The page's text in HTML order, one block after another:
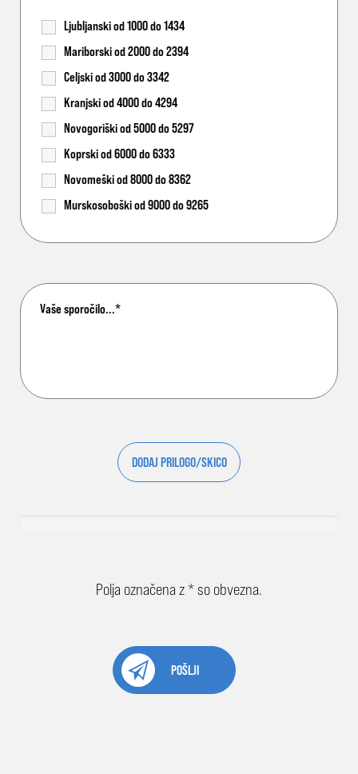
Ljubljanski od 1000 do 1434
Mariborski od 2000 do 2394
Celjski od 3000 do 3342
Kranjski od 4000 do 4294
Novogoriški od 5000 do 5297
Koprski od 6000 do 6333
Novomeški od 8000 do 8362
Murskosoboški od 9000 do 9265
DODAJ PRILOGO/SKICO
Polja označena z * so obvezna.
POŠLJI